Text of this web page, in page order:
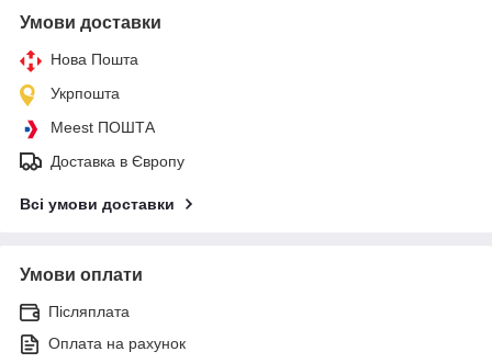
Умови доставки
Нова Пошта
Укрпошта
Meest ПОШТА
Доставка в Європу
Всі умови доставки
Умови оплати
Післяплата
Оплата на рахунок